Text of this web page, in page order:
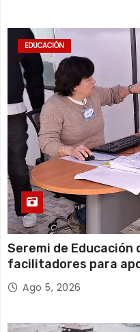
EDUCACIÓN
Seremi de Educación
facilitadores para
Escolar 2027
Ago 5, 2026